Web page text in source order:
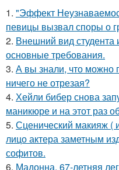
1. "Эффект
певицы вызвал споры о
2. Внешний вид
основные требования.
3. А вы знали, что можно
ничего не отрезая?
4. Хейли бибер снова
маникюре и на этот раз
5. Сценический макияж (
лицо актера заметным
софитов.
6. Мадонна, 67-летняя